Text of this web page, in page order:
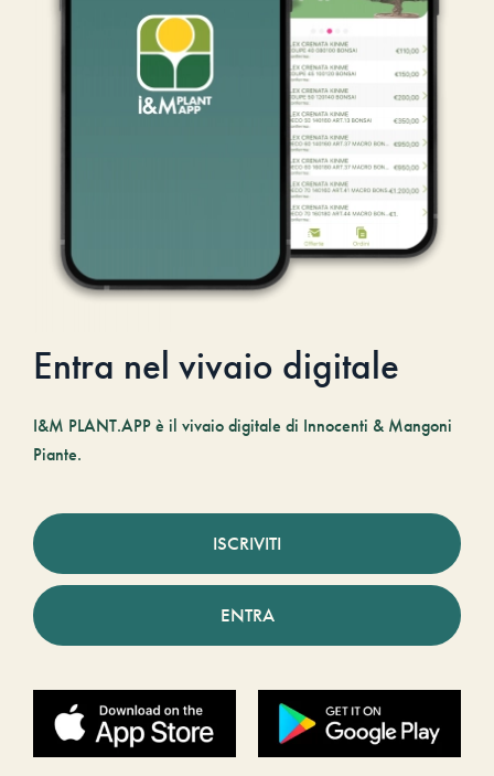
Entra nel vivaio digitale
I&M PLANT.APP è il vivaio digitale di Innocenti & Mangoni
Piante.
ISCRIVITI
ENTRA